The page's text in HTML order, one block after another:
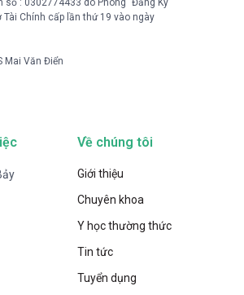
số : 0302774433 do Phòng Đăng Ký
Tài Chính cấp lần thứ 19 vào ngày
Mai Văn Điển
Về chúng tôi
Giới thiệu
Chuyên khoa
Y học thường thức
Tin tức
Tuyển dụng